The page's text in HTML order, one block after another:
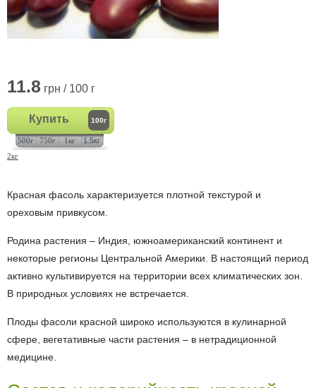
11.8 грн / 100 г
Купить 100г
500г 750г 1кг
1.5кг
2кг
Красная фасоль характеризуется плотной текстурой и
ореховым привкусом.
Родина растения – Индия, южноамериканский континент и
некоторые регионы Центральной Америки. В настоящий период
активно культивируется на территории всех климатических зон.
В природных условиях не встречается.
Плоды фасоли красной широко используются в кулинарной
сфере, вегетативные части растения – в нетрадиционной
медицине.